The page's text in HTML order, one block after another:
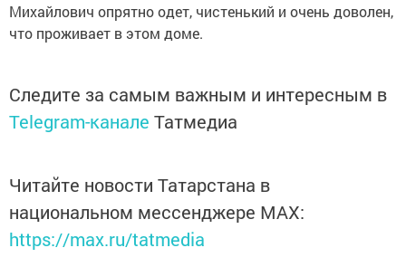
Михайлович опрятно одет, чистенький и очень доволен,
что проживает в этом доме.
Следите за самым важным и интересным в
Telegram-канале Татмедиа
Читайте новости Татарстана в
национальном мессенджере MАХ:
https://max.ru/tatmedia